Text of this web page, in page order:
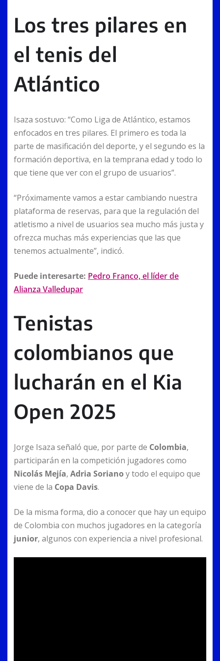
Los tres pilares en
el tenis del
Atlántico
Isaza sostuvo: “Como Liga de Atlántico, estamos
enfocados en tres pilares. El primero es toda la
parte de masificación del deporte, y el segundo es la
formación deportiva, en la temprana edad y todo lo
que tiene que ver con el grupo de usuarios”.
“Próximamente vamos a estar cambiando nuestra
plataforma de reservas, para que la regulación del
atletismo a nivel de usuarios sea mucho más justa y
ofrezca muchas más experiencias que las que
tenemos actualmente”, indicó.
Puede interesarte: Pedro Franco, el líder de
Alianza Valledupar
Tenistas
colombianos que
lucharán en el Kia
Open 2025
Jorge Isaza señaló que, por parte de Colombia,
participarán en la competición jugadores como
Nicolás Mejía, Adria Soriano y todo el equipo que
viene de la Copa Davis.
De la misma forma, dio a conocer que hay un equipo
de Colombia con muchos jugadores en la categoría
junior, algunos con experiencia a nivel profesional.